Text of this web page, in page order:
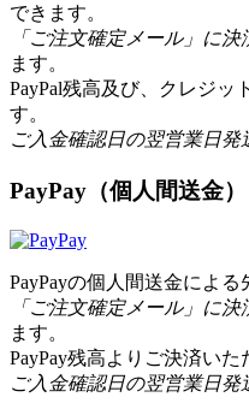
できます。
「ご注文確定メール」に
ます。
PayPal残高及び、クレジッ
す。
ご入金確認日の翌営業日発
PayPay（個人間送金）
PayPayの個人間送金による
「ご注文確定メール」に
ます。
PayPay残高よりご決済いた
ご入金確認日の翌営業日発